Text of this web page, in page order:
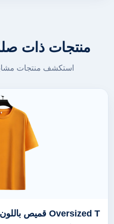
منتجات ذات
استكشف منتجات
Oversized T قميص باللون الأصفر باللون الذهبي